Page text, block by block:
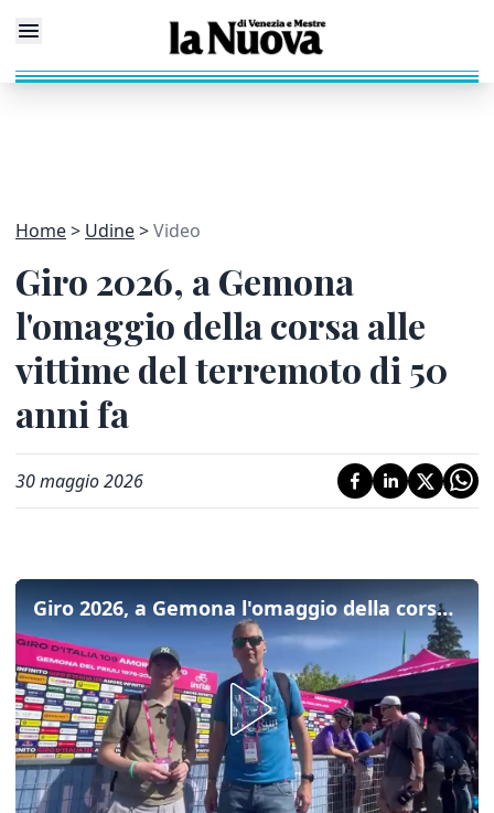
Home Udine Video
Giro 2026, a Gemona
l'omaggio della corsa alle
vittime del terremoto di 50
anni fa
30 maggio 2026
Giro 2026, a Gemona l'omaggio della corsa alle vittime del terremoto di 50 anni fa